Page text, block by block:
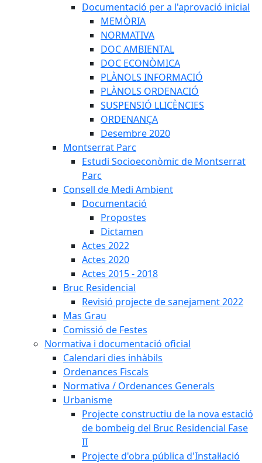
Documentació per a l'aprovació inicial
MEMÒRIA
NORMATIVA
DOC AMBIENTAL
DOC ECONÒMICA
PLÀNOLS INFORMACIÓ
PLÀNOLS ORDENACIÓ
SUSPENSIÓ LLICÈNCIES
ORDENANÇA
Desembre 2020
Montserrat Parc
Estudi Socioeconòmic de Montserrat
Parc
Consell de Medi Ambient
Documentació
Propostes
Dictamen
Actes 2022
Actes 2020
Actes 2015 - 2018
Bruc Residencial
Revisió projecte de sanejament 2022
Mas Grau
Comissió de Festes
Normativa i documentació oficial
Calendari dies inhàbils
Ordenances Fiscals
Normativa / Ordenances Generals
Urbanisme
Projecte constructiu de la nova estació
de bombeig del Bruc Residencial Fase
II
Projecte d'obra pública d'Instal·lació